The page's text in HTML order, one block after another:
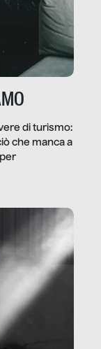
di turismo:
che manca a